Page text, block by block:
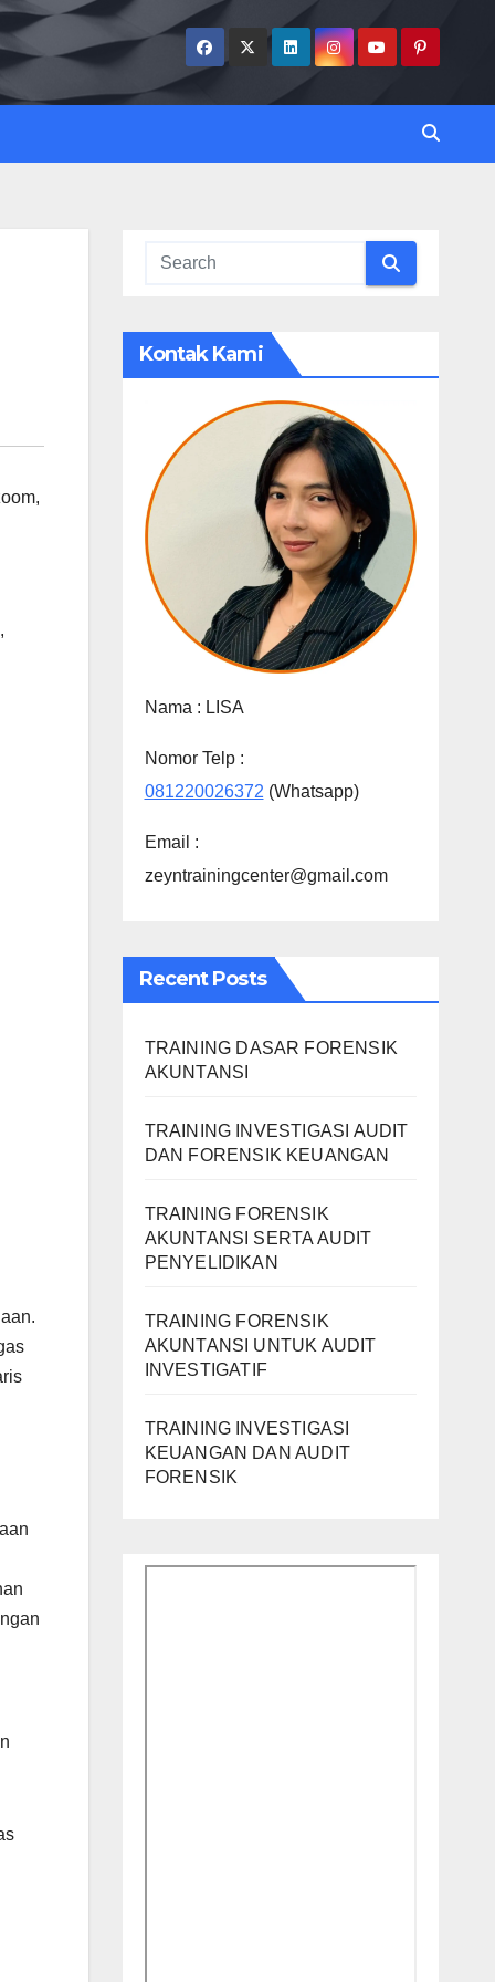
,
,
Kontak Kami
Nama : LISA
Nomor Telp :
081220026372 (Whatsapp)
Email :
zeyntrainingcenter@gmail.com
Recent Posts
TRAINING DASAR FORENSIK
AKUNTANSI
TRAINING INVESTIGASI AUDIT
DAN FORENSIK KEUANGAN
TRAINING FORENSIK
AKUNTANSI SERTA AUDIT
PENYELIDIKAN
TRAINING FORENSIK
AKUNTANSI UNTUK AUDIT
INVESTIGATIF
TRAINING INVESTIGASI
KEUANGAN DAN AUDIT
FORENSIK